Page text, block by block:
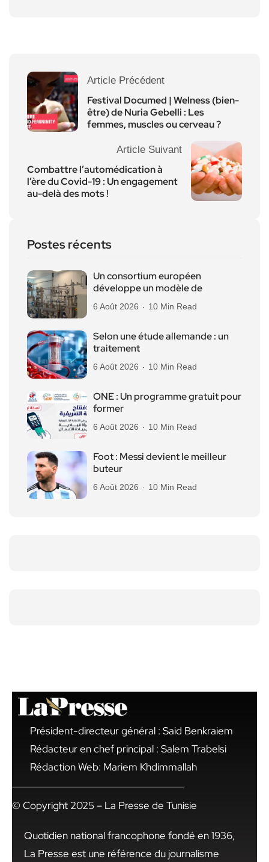
Article Précédent
Festival Documed | Welness (bien-
être) de Nuria Gebelli : Les
femmes, muscles ou cerveau ?
Article Suivant
Combattre l’automédication à
l’ère du Covid-19 : Un engagement
au-delà des mots !
Postes récents
Un consortium européen
développe un modèle de
6 Août 2026 10 Min Read
Selon une étude allemande : un
traitement
6 Août 2026 10 Min Read
ONE : Un programme gratuit pour
former
6 Août 2026 10 Min Read
Foot : Messi devient le meilleur
buteur
6 Août 2026 10 Min Read
Président-directeur général : Said Benkraiem
Rédacteur en chef principal : Salem Trabelsi
Rédaction Web: Mariem Khdimmallah
© Copyright 2025 – La Presse de Tunisie
Quotidien national francophone fondé en 1936,
La Presse est une référence du journalisme